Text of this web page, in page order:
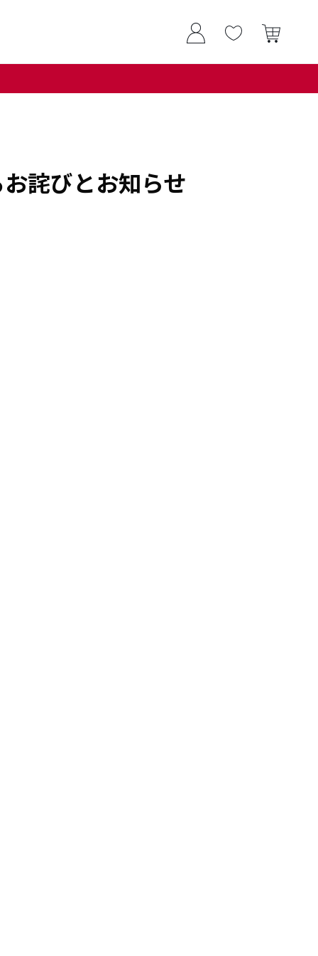
詫びとお知らせ